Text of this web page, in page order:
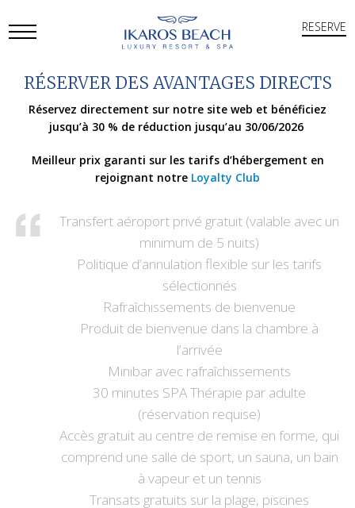
RESERVE
Mobile
Menu
RÉSERVER DES AVANTAGES DIRECTS
Réservez directement sur notre site web et bénéficiez
jusqu’à 30 % de réduction jusqu’au 30/06/2026
Meilleur prix garanti sur les tarifs d’hébergement en
rejoignant notre Loyalty Club
Transfert aéroport privé gratuit (valable avec un
minimum de 5 nuits)
Politique d’annulation flexible sur les tarifs
sélectionnés
Rafraîchissements de bienvenue
Produit de bienvenue dans la chambre à
l’arrivée
Minibar avec rafraîchissements
30 minutes SPA Thérapie par adulte
(réservation requise)
Accès gratuit au centre de remise en forme, qui
comprend une salle de sport, un sauna, un bain
à vapeur et un tennis
Transats gratuits sur la plage, piscines